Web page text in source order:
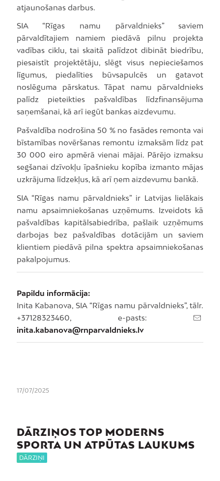
atjaunošanas darbus.
SIA “Rīgas namu pārvaldnieks” saviem
pārvaldītajiem namiem piedāvā pilnu projekta
vadības ciklu, tai skaitā palīdzot dibināt biedrību,
piesaistīt projektētāju, slēgt visus nepieciešamos
līgumus, piedalīties būvsapulcēs un gatavot
noslēguma pārskatus. Tāpat namu pārvaldnieks
palīdz pieteikties pašvaldības līdzfinansējuma
saņemšanai, kā arī iegūt bankas aizdevumu.
Pašvaldība nodrošina 50 % no fasādes remonta vai
bīstamības novēršanas remontu izmaksām līdz pat
30 000 eiro apmērā vienai mājai. Pārējo izmaksu
segšanai dzīvokļu īpašnieku kopība izmanto mājas
uzkrājuma līdzekļus, kā arī ņem aizdevumu bankā.
SIA “Rīgas namu pārvaldnieks” ir Latvijas lielākais
namu apsaimniekošanas uzņēmums. Izveidots kā
pašvaldības kapitālsabiedrība, pašlaik uzņēmums
darbojas bez pašvaldības dotācijām un saviem
klientiem piedāvā pilna spektra apsaimniekošanas
pakalpojumus.
Papildu informācija:
Inita Kabanova, SIA “Rīgas namu pārvaldnieks”, tālr.
+37128323460, e-pasts:
inita.kabanova@rnparvaldnieks.lv
17/07/2025
DĀRZIŅOS TOP MODERNS
SPORTA UN ATPŪTAS LAUKUMS
DĀRZIŅI